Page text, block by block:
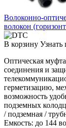
и внешним
бокса
тремя
прокладку
фиксации
удобное и
Волоконно-
волокон
В корзину Узнать
Оптическая
соединения и
герметизацию,
возможность
подземных
/ подземная /
Емкость: до 144